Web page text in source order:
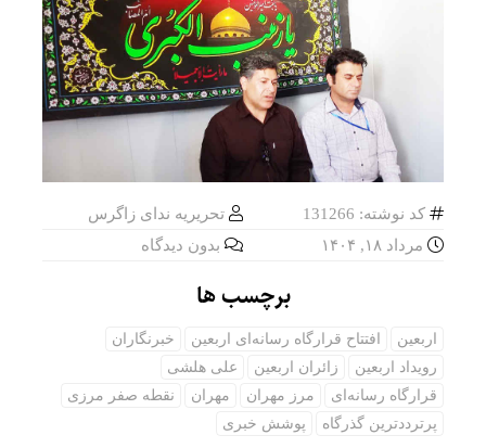
کد نوشته: 131266
تحریریه ندای زاگرس
مرداد ۱۸, ۱۴۰۴
بدون دیدگاه
برچسب ها
اربعین افتتاح قرارگاه رسانه‌ای اربعین
خبرنگاران
رویداد اربعین
زائران اربعین
علی هلشی
قرارگاه رسانه‌ای
مرز مهران مهران
نقطه صفر مرزی
پرترددترین گذرگاه
پوشش خبری